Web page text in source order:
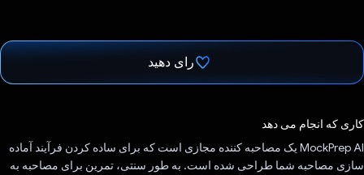
رای دهید
کاری که انجام می دهد
MockPrep AI یک مصاحبه کننده مجازی است که برای ساده کردن فرآیند آماده
سازی مصاحبه شما طراحی شده است. به طور سنتی، تمرین برای مصاحبه به